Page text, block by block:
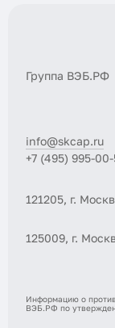
Группа ВЭБ.РФ
Информацию о
ВЭБ.РФ по
info@skcap.ru
+7 (495) 995-
121205, г.
125009, г.